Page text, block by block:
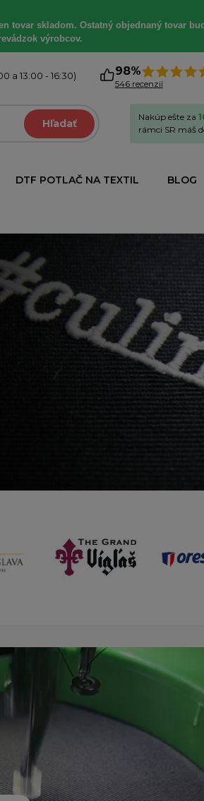
tovar skladom. Ostatný objednaný tovar
výrobcov.
a 13:00 - 16:30) 98%
546 recenzií
Hľadať
Nakúp ešte za
rámci SR máš
DTF POTLAČ NA TEXTIL BLOG